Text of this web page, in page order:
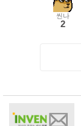
씬나
2